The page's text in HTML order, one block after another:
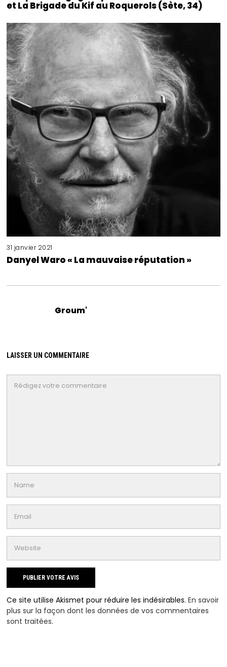
et La Brigade du Kif au Roquerols (Sète, 34)
31 janvier 2021
Danyel Waro « La mauvaise réputation »
Groum'
LAISSER UN COMMENTAIRE
Ce site utilise Akismet pour réduire les indésirables.En savoir
plus sur la façon dont les données de vos commentaires
sont traitées.